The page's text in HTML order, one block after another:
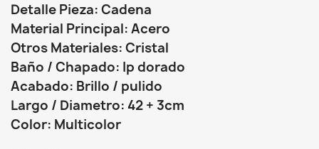
Detalle Pieza: Cadena
Material Principal: Acero
Otros Materiales: Cristal
Baño / Chapado: Ip dorado
Acabado: Brillo / pulido
Largo / Diametro: 42 + 3cm
Color: Multicolor